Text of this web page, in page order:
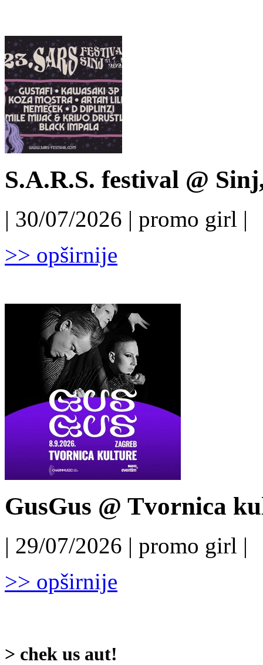
S.A.R.S. festival @
| 30/07/2026 | promo girl |
>> opširnije
GusGus @ Tvornica
| 29/07/2026 | promo girl |
>> opširnije
> chek us aut!